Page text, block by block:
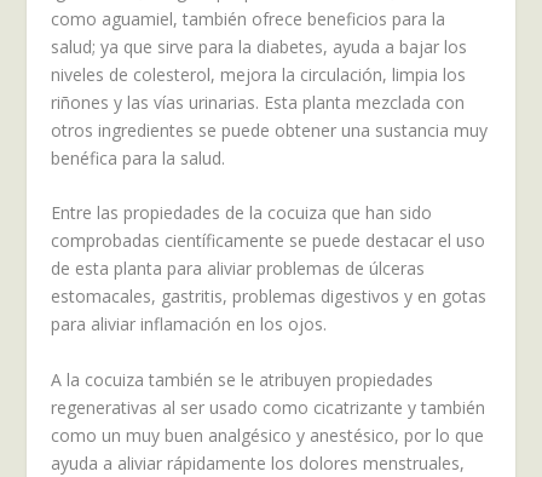
como aguamiel, también ofrece beneficios para la
salud; ya que sirve para la diabetes, ayuda a bajar los
niveles de colesterol, mejora la circulación, limpia los
riñones y las vías urinarias. Esta planta mezclada con
otros ingredientes se puede obtener una sustancia muy
benéfica para la salud.
Entre las propiedades de la cocuiza que han sido
comprobadas científicamente se puede destacar el uso
de esta planta para aliviar problemas de úlceras
estomacales, gastritis, problemas digestivos y en gotas
para aliviar inflamación en los ojos.
A la cocuiza también se le atribuyen propiedades
regenerativas al ser usado como cicatrizante y también
como un muy buen analgésico y anestésico, por lo que
ayuda a aliviar rápidamente los dolores menstruales,